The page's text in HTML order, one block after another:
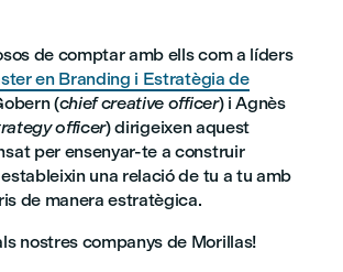
de comptar amb ells com a líders
en Branding i Estratègia de
(chief creative officer) i Agnès
officer) dirigeixen aquest
per ensenyar-te a construir
una relació de tu a tu amb
de manera estratègica.
nostres companys de Morillas!